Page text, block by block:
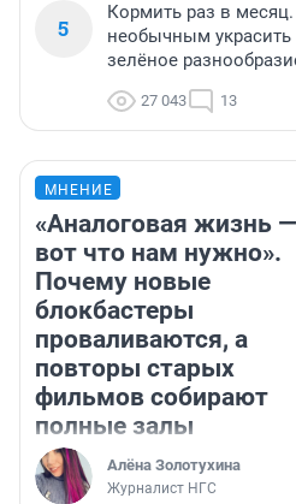
5
Кормить раз в
необычным
зелёное
27 043 13
МНЕНИЕ
«Аналоговая жизнь —
вот что нам нужно».
Почему новые
блокбастеры
проваливаются, а
повторы старых
фильмов собирают
полные залы
Алёна Золотухина
Журналист НГС